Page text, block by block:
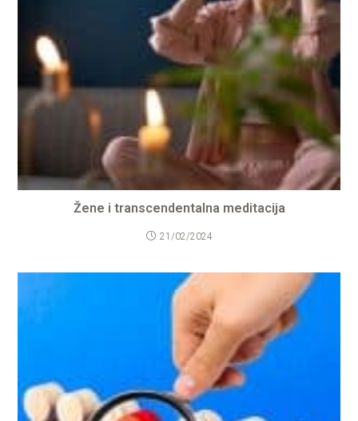
Žene i transcendentalna meditacija
21/02/2024